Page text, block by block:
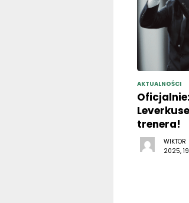
AKTUALNOŚCI
trenera!
2025,